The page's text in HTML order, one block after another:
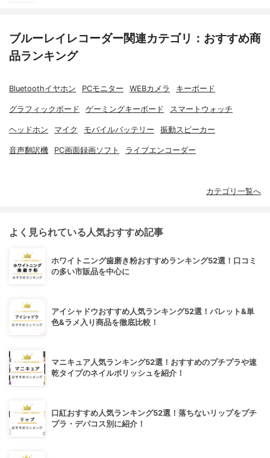
ブルーレイレコーダー関連カテゴリ：おすすめ商
品ランキング
Bluetoothイヤホン PCモニター WEBカメラ キーボード
グラフィックボード ゲーミングキーボード スマートウォッチ
ヘッドホン マイク モバイルバッテリー 振動スピーカー
音声翻訳機 PC画面録画ソフト ライブエンコーダー
カテゴリ一覧へ
よく見られている人気おすすめ記事
ホワイトニング歯磨き粉おすすめランキング52選！口コミ
の多い市販品を中心に
アイシャドウおすすめ人気ランキング52選！パレット&単
色&ラメ入り商品を徹底比較！
マニキュア人気ランキング52選！おすすめのプチプラや速
乾タイプのネイルポリッシュを紹介！
口紅おすすめ人気ランキング52選！落ちないリップをプチ
プラ・デパコス別に紹介！